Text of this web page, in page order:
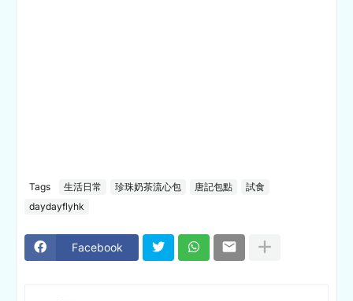
Tags 生活日常 珍珠奶茶流心包 唐記包點
試食
daydayflyhk
Facebook